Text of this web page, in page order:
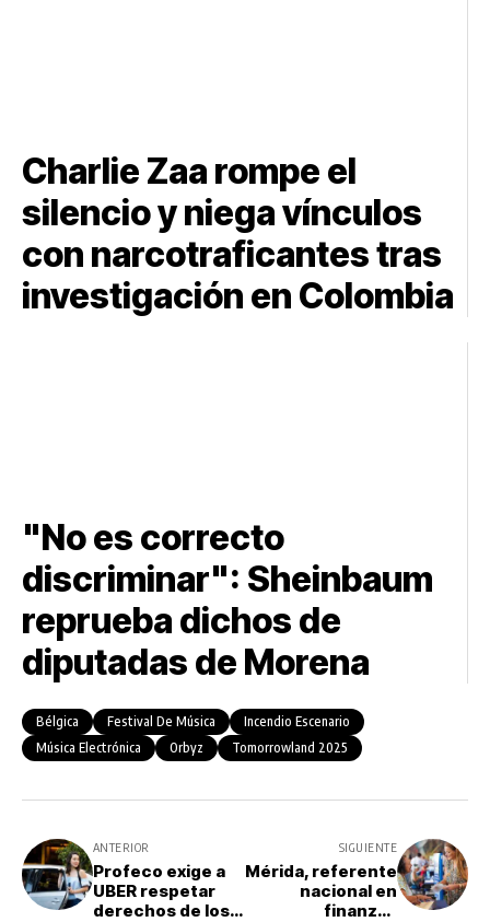
Charlie Zaa rompe el
silencio y niega vínculos
con narcotraficantes tras
investigación en Colombia
"No es correcto
discriminar": Sheinbaum
reprueba dichos de
diputadas de Morena
Bélgica Festival De Música
Incendio Escenario
Música Electrónica
Orbyz Tomorrowland 2025
ANTERIOR
Profeco exige a
UBER respetar
derechos de los
SIGUIENTE
Mérida, referente
nacional en
finanzas